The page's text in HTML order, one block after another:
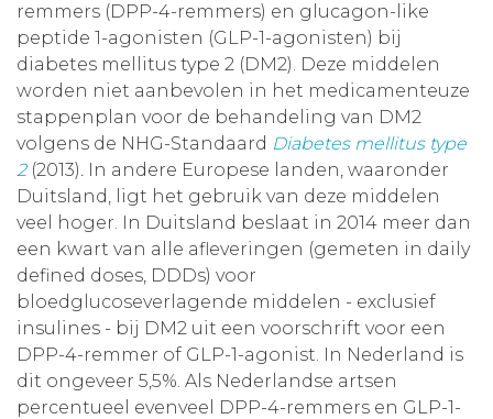
remmers (DPP-4-remmers) en glucagon-like
peptide 1-agonisten (GLP-1-agonisten) bij
diabetes mellitus type 2 (DM2). Deze middelen
worden niet aanbevolen in het medicamenteuze
stappenplan voor de behandeling van DM2
volgens de NHG-Standaard Diabetes mellitus type
2(2013). In andere Europese landen, waaronder
Duitsland, ligt het gebruik van deze middelen
veel hoger. In Duitsland beslaat in 2014 meer dan
een kwart van alle afleveringen (gemeten in daily
defined doses, DDDs) voor
bloedglucoseverlagende middelen - exclusief
insulines - bij DM2 uit een voorschrift voor een
DPP-4-remmer of GLP-1-agonist. In Nederland is
dit ongeveer 5,5%. Als Nederlandse artsen
percentueel evenveel DPP-4-remmers en GLP-1-